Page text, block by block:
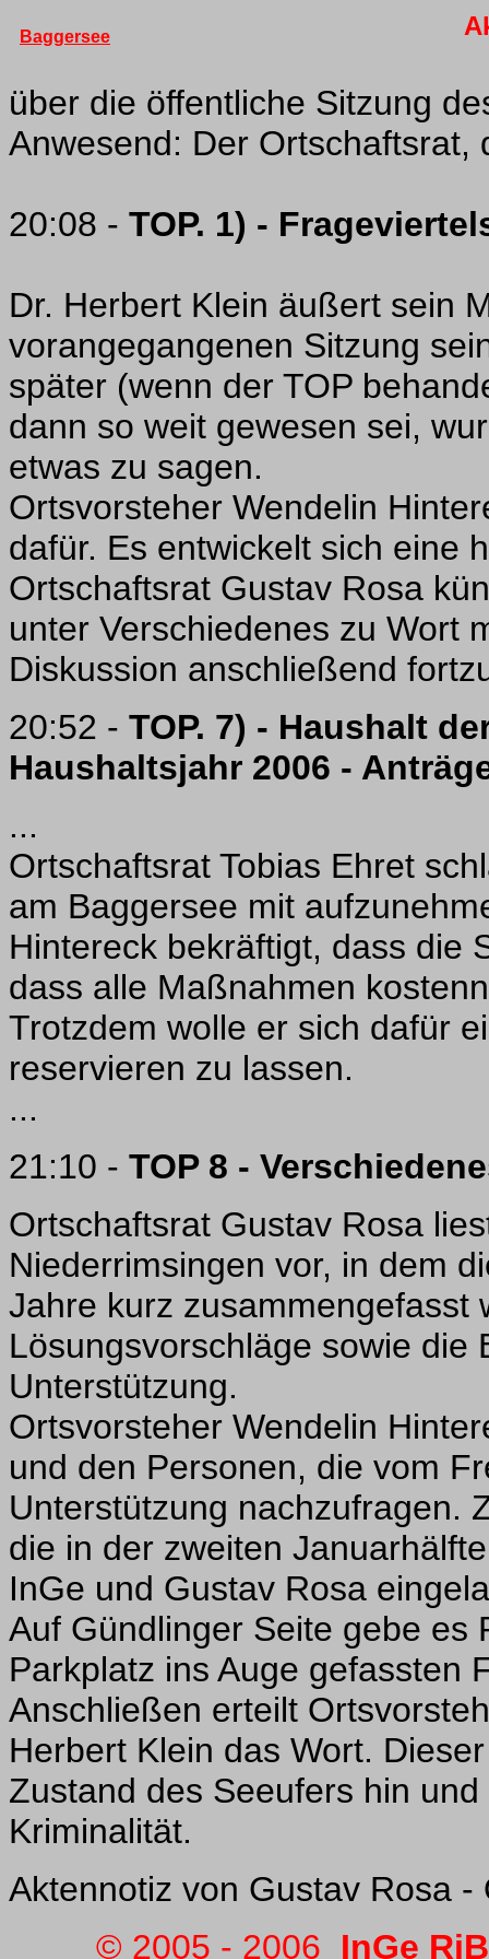
Baggersee
über die öffentliche Sitzung
Anwesend: Der Ortschaftsrat,
20:08 - TOP. 1) -
Dr. Herbert Klein äußert sein
vorangegangenen Sitzung
später (wenn der TOP
dann so weit gewesen sei,
etwas zu sagen.
Ortsvorsteher Wendelin
dafür. Es entwickelt sich eine
Ortschaftsrat Gustav Rosa
unter Verschiedenes zu Wort
Diskussion anschließend
20:52 - TOP. 7) - Haushalt
Haushaltsjahr 2006 -
...
Ortschaftsrat Tobias Ehret
am Baggersee mit
Hintereck bekräftigt, dass die
dass alle Maßnahmen
Trotzdem wolle er sich dafür
reservieren zu lassen.
...
21:10 - TOP 8 -
Ortschaftsrat Gustav Rosa
Niederrimsingen vor, in dem
Jahre kurz zusammengefasst
Lösungsvorschläge sowie die
Unterstützung.
Ortsvorsteher Wendelin
und den Personen, die vom
Unterstützung nachzufragen.
die in der zweiten
InGe und Gustav Rosa
Auf Gündlinger Seite gebe es
Parkplatz ins Auge gefassten
Anschließen erteilt
Herbert Klein das Wort.
Zustand des Seeufers hin
Kriminalität.
Aktennotiz von Gustav Rosa
© 2005 - 2006 InGe